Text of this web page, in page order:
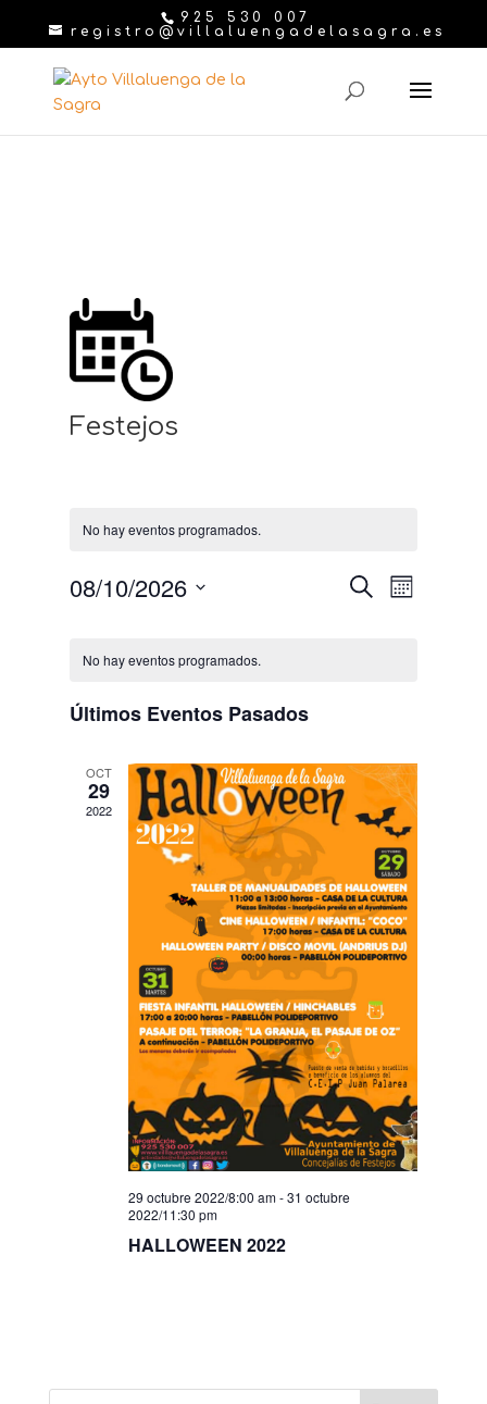
925 530 007
registro@villaluengadelasagra.es
Festejos
No hay eventos programados.
Buscar
de
Mes
08/10/2026
fecha.
de
No hay eventos programados.
Últimos Eventos Pasados
OCT
29
2022
29 octubre 2022/8:00 am-31 octubre
2022/11:30 pm
HALLOWEEN 2022